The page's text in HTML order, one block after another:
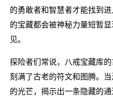
的勇敢者和智慧者才能找到
的宝藏都会被神秘力量短暂
见。
探险者们常说，八戒宝藏库
刻满了古老的符文和图腾。
的光芒，揭示出一条隐藏的